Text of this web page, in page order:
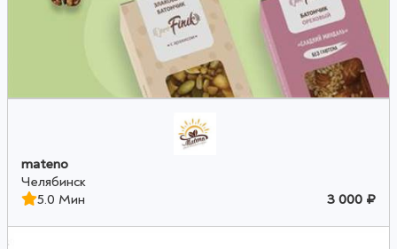
mateno
Челябинск
5.0 Мин
3 000 ₽